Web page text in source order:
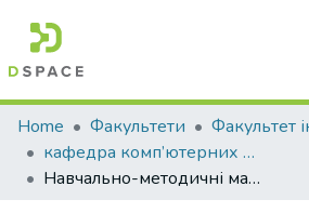
Communities & Collections
All of DSpace
Home Факультети
кафедра комп’ютерних наук та інженерії
Навчально-методичні матеріали (ККНІ)